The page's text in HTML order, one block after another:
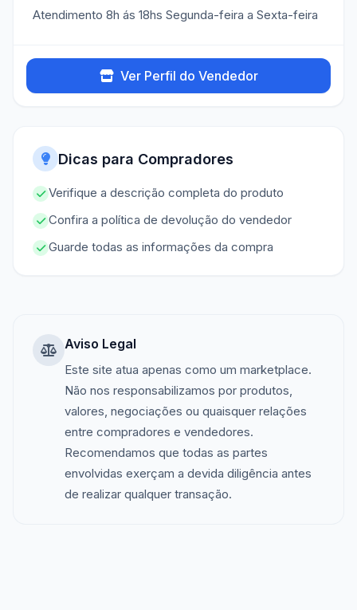
Atendimento 8h ás 18hs Segunda-feira a Sexta-feira
Ver Perfil do Vendedor
Dicas para Compradores
Verifique a descrição completa do produto
Confira a política de devolução do vendedor
Guarde todas as informações da compra
Aviso Legal
Este site atua apenas como um marketplace.
Não nos responsabilizamos por produtos,
valores, negociações ou quaisquer relações
entre compradores e vendedores.
Recomendamos que todas as partes
envolvidas exerçam a devida diligência antes
de realizar qualquer transação.